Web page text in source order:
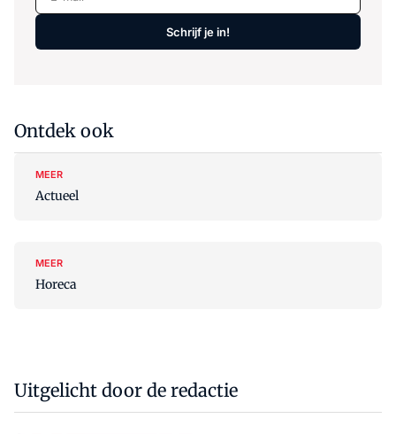
Schrijf je in!
Ontdek ook
MEER
Actueel
MEER
Horeca
Uitgelicht door de redactie